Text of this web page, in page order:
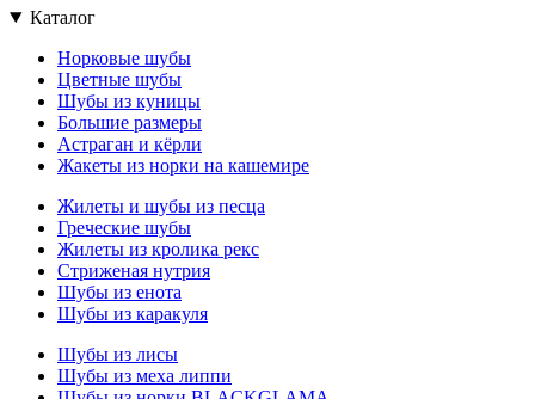
Каталог
Норковые шубы
Цветные шубы
Шубы из куницы
Большие размеры
Астраган и кёрли
Жакеты из норки на кашемире
Жилеты и шубы из песца
Греческие шубы
Жилеты из кролика рекс
Стриженая нутрия
Шубы из енота
Шубы из каракуля
Шубы из лисы
Шубы из меха липпи